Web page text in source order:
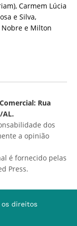
Carmem Lúcia
e Silva,
Nobre e Milton
Rua
AL.
dos
a opinião
é fornecido pelas
Press.
direitos